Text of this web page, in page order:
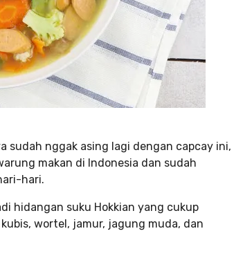
sudah nggak asing lagi dengan capcay ini,
makan di Indonesia dan sudah
hari.
hidangan suku Hokkian yang cukup
wortel, jamur, jagung muda, dan